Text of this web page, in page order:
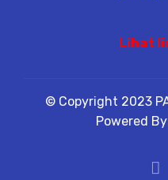
Lihat
© Copyright 2023
Powered